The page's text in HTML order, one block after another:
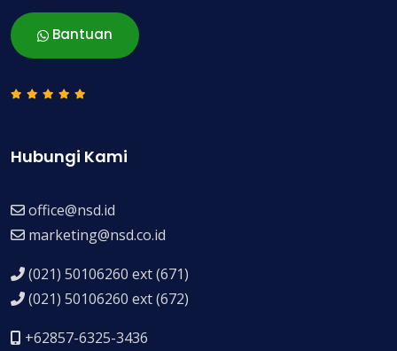
Bantuan
Hubungi Kami
office@nsd.id
marketing@nsd.co.id
(021) 50106260 ext (671)
(021) 50106260 ext (672)
+62857-6325-3436